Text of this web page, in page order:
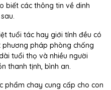
biết các thông tin về dinh
tuổi tác hay giới tính đều có
pháp phòng chống
tuổi thọ và nhiều người
thanh tịnh, bình an.
phẩm chay cung cấp cho con